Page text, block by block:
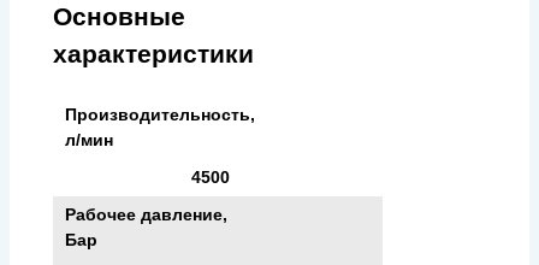
Основные
характеристики
Производительность,
л/мин
4500
Рабочее давление,
Бар